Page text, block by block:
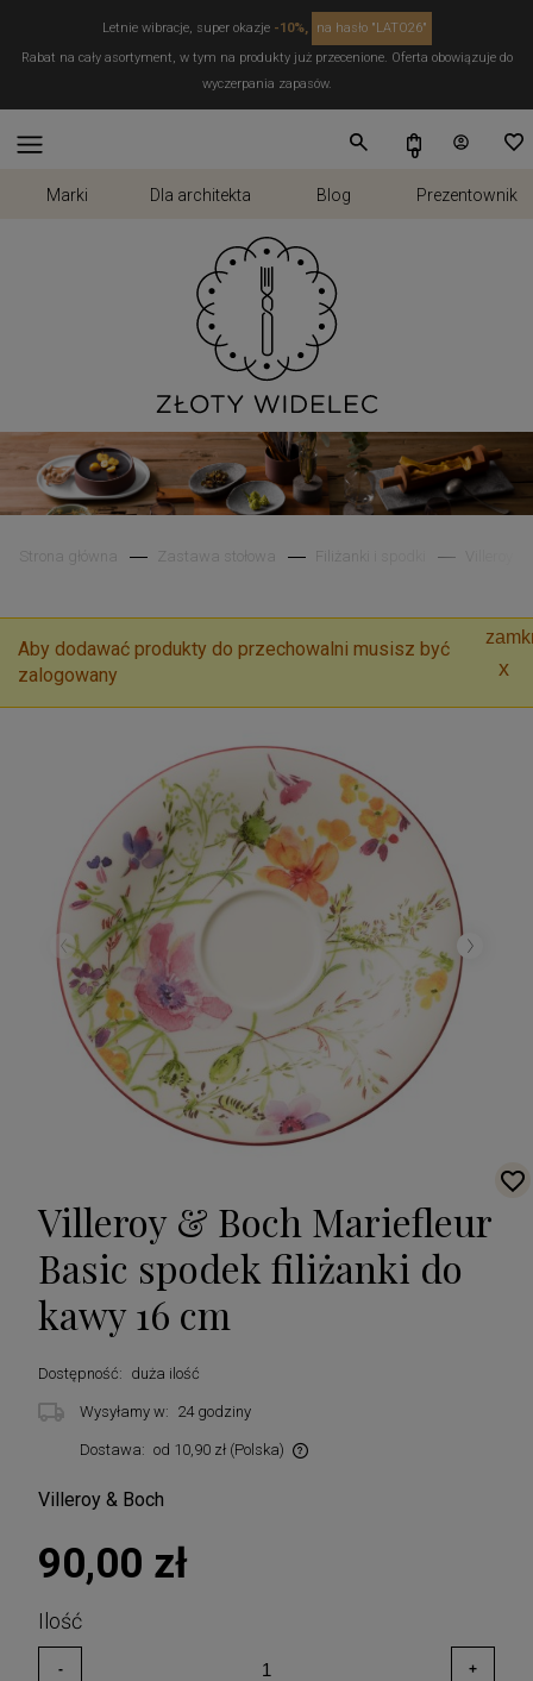
Letnie wibracje, super okazje -10%,
na hasło "LATO26"
Rabat na cały asortyment, w tym na produkty już przecenione. Oferta obowiązuje do
wyczerpania zapasów.
Marki Dla architekta Blog Prezentownik
Strona główna Zastawa stołowa Filiżanki i spodki
Aby dodawać produkty do przechowalni musisz być
zalogowany
Villeroy & Boch Mariefleur
Basic spodek filiżanki do
kawy 16 cm
Dostępność: duża ilość
Wysyłamy w: 24 godziny
Dostawa: od 10,90 zł (Polska)
Villeroy & Boch
90,00 zł